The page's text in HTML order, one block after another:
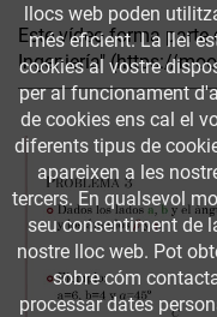
Este vídeo forma parte
Ingeniería" (https://
llocs web poden
més eficient. La llei
cookies al vostre
per al funcionament
de cookies ens cal el
diferents tipus de
apareixen a les
tercers. En qualsevol
seu consentiment de
nostre lloc web. Pot
sobre cóm
processar dates